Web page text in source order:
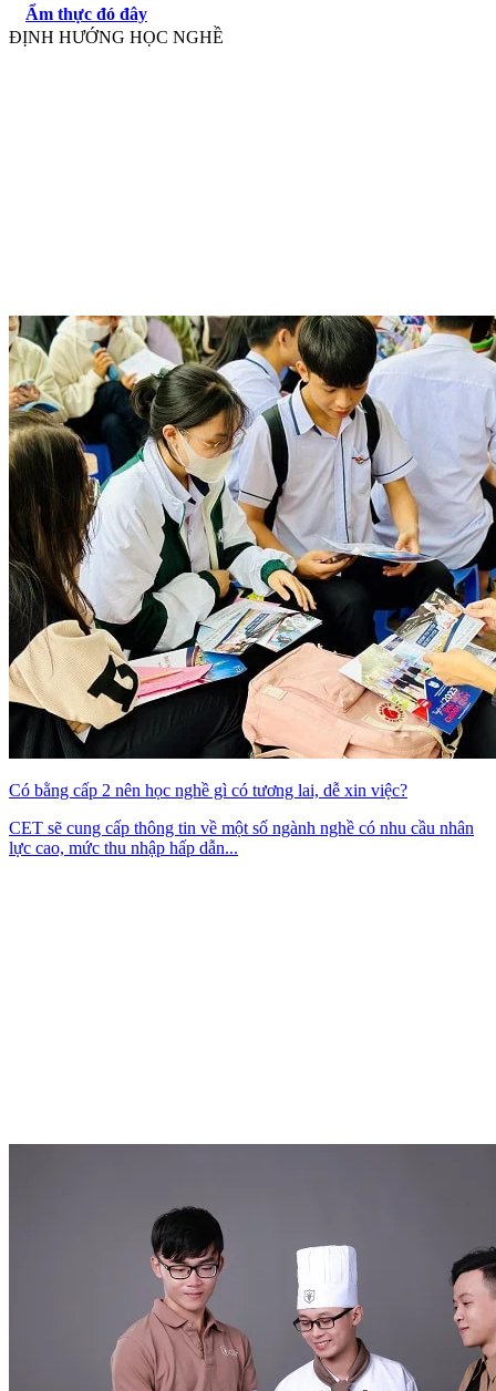
Ẩm thực đó đây
ĐỊNH HƯỚNG HỌC NGHỀ
Có bằng cấp 2 nên học nghề gì có tương lai, dễ xin việc?
CET sẽ cung cấp thông tin về một số ngành nghề có nhu cầu nhân
lực cao, mức thu nhập hấp dẫn...